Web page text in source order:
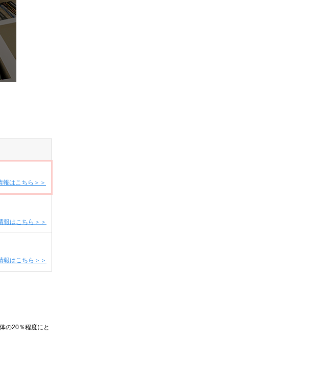
報はこちら＞＞
報はこちら＞＞
報はこちら＞＞
の20％程度にと